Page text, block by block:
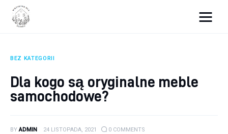
Remont
BEZ KATEGORII
Dla kogo są oryginalne meble
samochodowe?
BY ADMIN 24 LISTOPADA, 2021 0 COMMENTS